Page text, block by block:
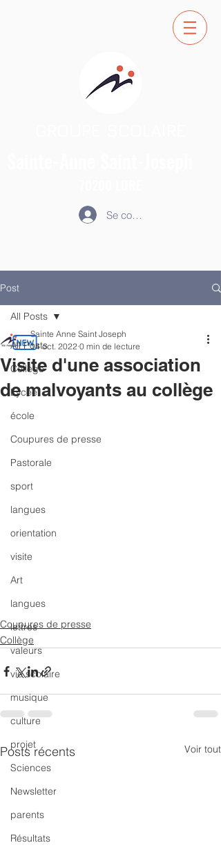
Se connecter
Post
All Posts
Collège
Lycée
école
Coupures de presse
Pastorale
sport
langues
orientation
visite
Art
langues
lettres
valeurs
vie scolaire
musique
culture
projet
Sciences
Newsletter
parents
Résultats
All Posts
Visite d'une association
de malvoyants au collège
Sainte Anne Saint Joseph
14 oct. 2022 0 min de lecture
Coupures de presse
Collège
Posts récents Voir tout